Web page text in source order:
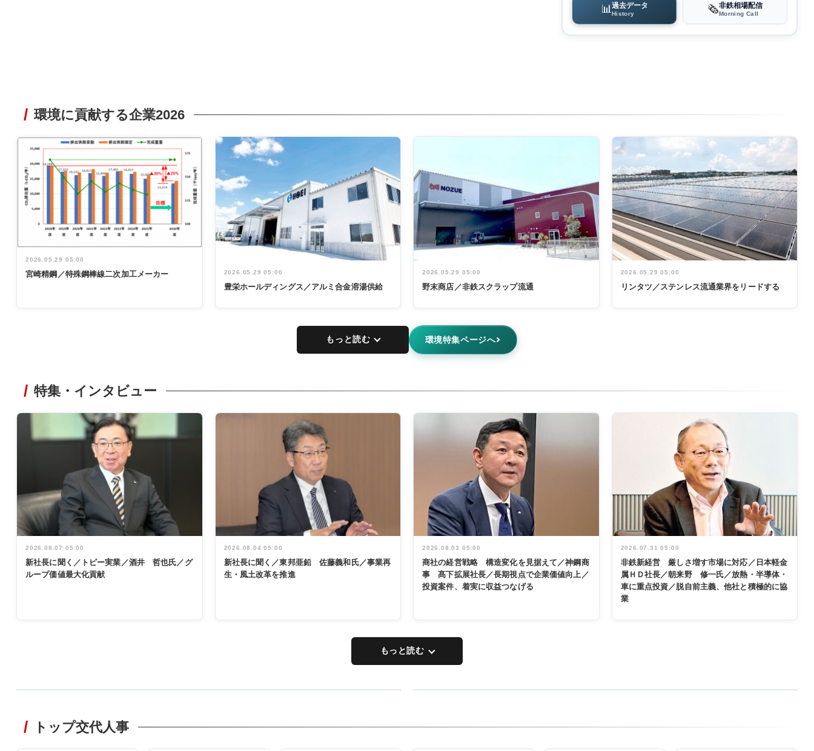
📊 過去データ
History 🗞️非鉄相場配信
Morning Call
環境に貢献する企業2026
2026.05.29 05:00
宮崎精鋼／特殊鋼棒線二次加工メーカー 2026.05.29 05:00
豊栄ホールディングス／アルミ合金溶湯供給
2026.05.29 05:00
野末商店／非鉄スクラップ流通
2026.05.29 05:00
リンタツ／ステンレス流通業界をリードする
もっと読む 環境特集ページへ
特集・インタビュー
2026.08.07 05:00
新社長に聞く／トピー実業／酒井 哲也氏／グ
ループ価値最大化貢献
2026.08.04 05:00
新社長に聞く／東邦亜鉛 佐藤義和氏／事業再
生・風土改革を推進
2026.08.03 05:00
商社の経営戦略 構造変化を見据えて／神鋼商
事 髙下拡展社長／長期視点で企業価値向上／
投資案件、着実に収益つなげる
2026.07.31 05:00
非鉄新経営 厳しさ増す市場に対応／日本軽金
属ＨＤ社長／朝来野 修一氏／放熱・半導体・
車に重点投資／脱自前主義、他社と積極的に協
業
もっと読む
非鉄業界で
トップ交代人事